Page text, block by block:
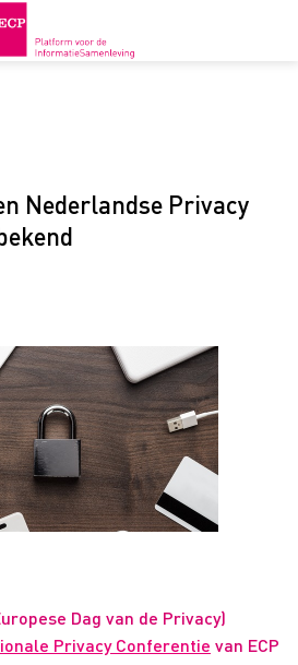
Nederlandse Privacy
Dag van de Privacy)
Privacy Conferentie van ECP